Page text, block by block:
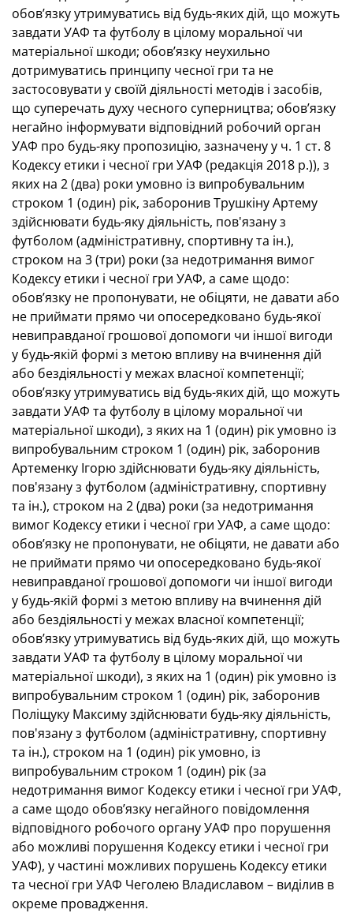
обов’язку утримуватись від будь-яких дій, що можуть
завдати УАФ та футболу в цілому моральної чи
матеріальної шкоди; обов’язку неухильно
дотримуватись принципу чесної гри та не
застосовувати у своїй діяльності методів і засобів,
що суперечать духу чесного суперництва; обов’язку
негайно інформувати відповідний робочий орган
УАФ про будь-яку пропозицію, зазначену у ч. 1 ст. 8
Кодексу етики і чесної гри УАФ (редакція 2018 р.)), з
яких на 2 (два) роки умовно із випробувальним
строком 1 (один) рік, заборонив Трушкіну Артему
здійснювати будь-яку діяльність, пов'язану з
футболом (адміністративну, спортивну та ін.),
строком на 3 (три) роки (за недотримання вимог
Кодексу етики і чесної гри УАФ, а саме щодо:
обов’язку не пропонувати, не обіцяти, не давати або
не приймати прямо чи опосередковано будь-якої
невиправданої грошової допомоги чи іншої вигоди
у будь-якій формі з метою впливу на вчинення дій
або бездіяльності у межах власної компетенції;
обов’язку утримуватись від будь-яких дій, що можуть
завдати УАФ та футболу в цілому моральної чи
матеріальної шкоди), з яких на 1 (один) рік умовно із
випробувальним строком 1 (один) рік, заборонив
Артеменку Ігорю здійснювати будь-яку діяльність,
пов'язану з футболом (адміністративну, спортивну
та ін.), строком на 2 (два) роки (за недотримання
вимог Кодексу етики і чесної гри УАФ, а саме щодо:
обов’язку не пропонувати, не обіцяти, не давати або
не приймати прямо чи опосередковано будь-якої
невиправданої грошової допомоги чи іншої вигоди
у будь-якій формі з метою впливу на вчинення дій
або бездіяльності у межах власної компетенції;
обов’язку утримуватись від будь-яких дій, що можуть
завдати УАФ та футболу в цілому моральної чи
матеріальної шкоди), з яких на 1 (один) рік умовно із
випробувальним строком 1 (один) рік, заборонив
Поліщуку Максиму здійснювати будь-яку діяльність,
пов'язану з футболом (адміністративну, спортивну
та ін.), строком на 1 (один) рік умовно, із
випробувальним строком 1 (один) рік (за
недотримання вимог Кодексу етики і чесної гри УАФ,
а саме щодо обов’язку негайного повідомлення
відповідного робочого органу УАФ про порушення
або можливі порушення Кодексу етики і чесної гри
УАФ), у частині можливих порушень Кодексу етики
та чесної гри УАФ Чеголею Владиславом – виділив в
окреме провадження.